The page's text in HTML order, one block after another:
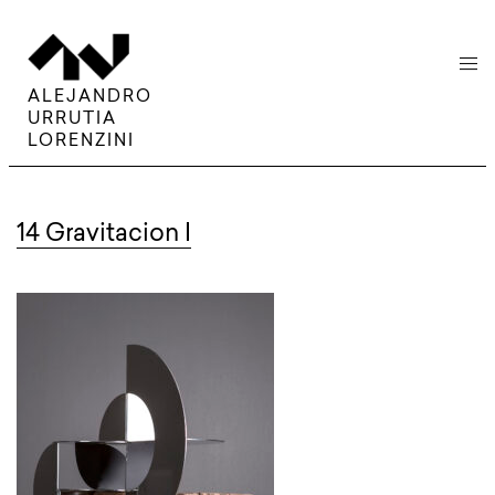
ALEJANDRO
URRUTIA
LORENZINI
menu
14 Gravitacion I